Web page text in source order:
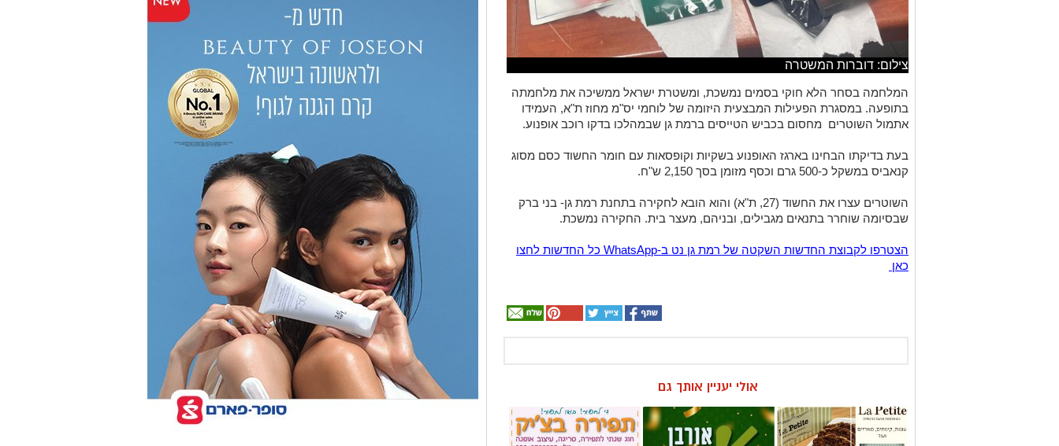
צילום: דוברות המשטרה
המלחמה בסחר הלא חוקי בסמים נמשכת, ומשטרת ישראל ממשיכה את מלחמתה
בתופעה. במסגרת הפעילות המבצעית היזומה של לוחמי יס"מ מחוז ת"א, העמידו
אתמול השוטרים מחסום בכביש הטייסים ברמת גן שבמהלכו בדקו רוכב אופנוע.
בעת בדיקתו הבחינו בארגז האופנוע בשקיות וקופסאות עם חומר החשוד כסם מסוג
קנאביס במשקל כ-500 גרם וכסף מזומן בסך 2,150 ש"ח.
השוטרים עצרו את החשוד (27, ת"א) והוא הובא לחקירה בתחנת רמת גן- בני ברק
שבסיומה שוחרר בתנאים מגבילים, ובניהם, מעצר בית. החקירה נמשכת.
הצטרפו לקבוצת החדשות השקטה של רמת גן נט ב-WhatsApp כל החדשות לחצו
כאן
אולי יעניין אותך גם